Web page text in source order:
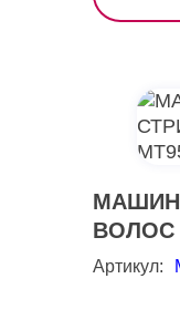
ВОЛОС
Артикул: